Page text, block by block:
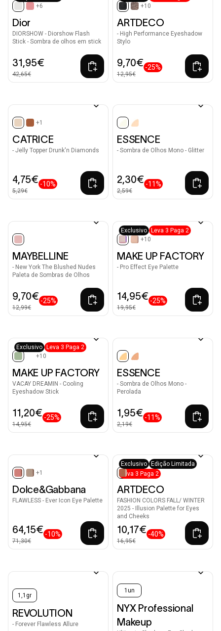
selected
+6
Dior
DIORSHOW - Diorshow Flash
Stick - Sombra de olhos em stick
31,95€
42,65€
selected
+10
ARTDECO
- High Performance Eyeshadow
Stylo
9,70€
12,95€
-25%
selected
+1
CATRICE
- Jelly Topper Drunk'n Diamonds
4,75€
5,29€
-10%
selected
ESSENCE
- Sombra de Olhos Mono - Glitter
2,30€
2,59€
-11%
selected
MAYBELLINE
- New York The Blushed Nudes
Paleta de Sombras de Olhos
9,70€
12,99€
-25%
Exclusivo Leva 3 Paga 2
selected
+10
MAKE UP FACTORY
- Pro Effect Eye Palette
14,95€
19,95€
-25%
Exclusivo Leva 3 Paga 2
selected
+10
MAKE UP FACTORY
VACAY DREAMIN - Cooling
Eyeshadow Stick
11,20€
14,95€
-25%
selected
ESSENCE
- Sombra de Olhos Mono -
Perolada
1,95€
2,19€
-11%
selected
+1
Dolce&Gabbana
FLAWLESS - Ever Icon Eye Palette
64,15€
71,30€
-10%
Exclusivo
Edição Limitada
Leva 3 Paga 2
selected
ARTDECO
FASHION COLORS FALL/ WINTER
2025 - Illusion Palette for Eyes
and Cheeks
10,17€
16,95€
-40%
1,1gr
REVOLUTION
- Forever Flawless Allure
1un
NYX Professional
Makeup